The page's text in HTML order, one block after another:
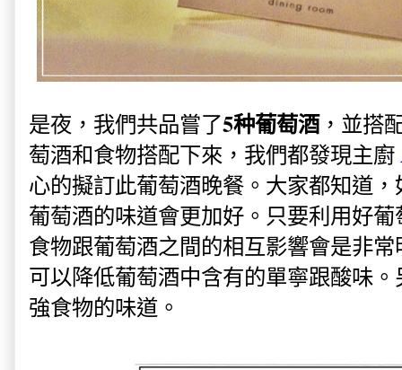
是夜，我們共品嘗了5种葡萄酒，並搭
萄酒和食物搭配下來，我們都發現主廚
心的擬訂此葡萄酒晚餐。大家都知道
葡萄酒的味道會更加好。只要利用好
食物跟葡萄酒之間的相互影響會是非
可以降低葡萄酒中含有的單寧跟酸味
強食物的味道。